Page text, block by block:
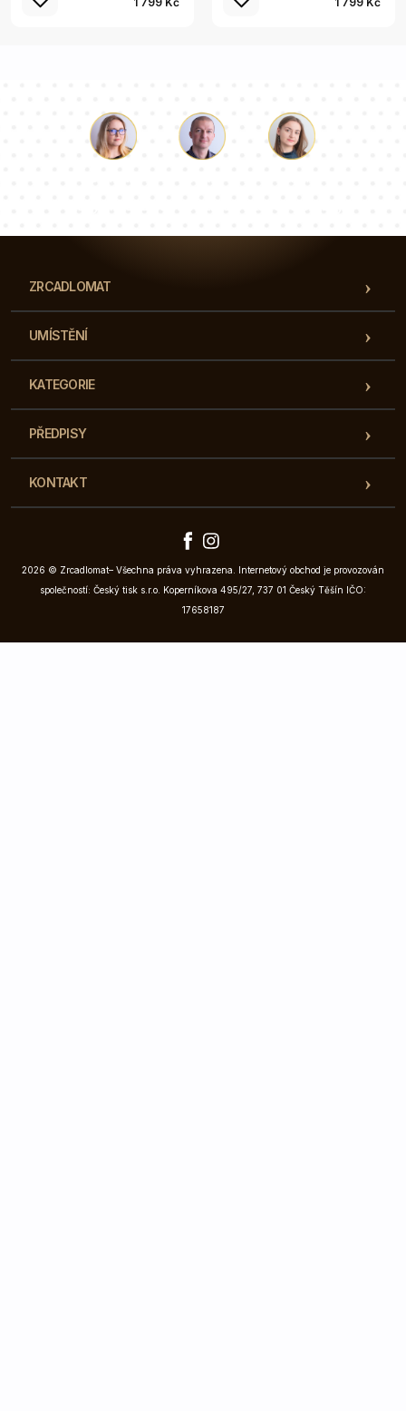
ZRCADLOMAT
UMÍSTĚNÍ
KATEGORIE
PŘEDPISY
KONTAKT
2026 © Zrcadlomat– Všechna práva vyhrazena. Internetový obchod je provozován
společností: Český tisk s.r.o. Koperníkova 495/27, 737 01 Český Těšín IČO:
17658187